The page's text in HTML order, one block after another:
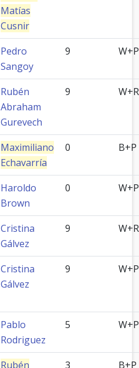
Matías
Cusnir
Pedro
Sangoy
9 W+P
Rubén
Abraham
Gurevech
9 W+R
Maximiliano
Echavarría
0 B+P
Haroldo
Brown
0 W+P
Cristina
Gálvez
9 W+R
Cristina
Gálvez
9 W+P
Pablo
Rodriguez
5 W+P
Rubén
3 B+P